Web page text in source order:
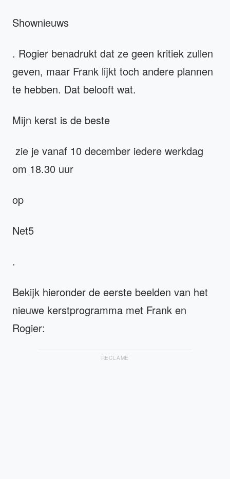
Shownieuws
. Rogier benadrukt dat ze geen kritiek zullen
geven, maar Frank lijkt toch andere plannen
te hebben. Dat belooft wat.
Mijn kerst is de beste
zie je vanaf 10 december iedere werkdag
om 18.30 uur
op
Net5
.
Bekijk hieronder de eerste beelden van het
nieuwe kerstprogramma met Frank en
Rogier:
RECLAME